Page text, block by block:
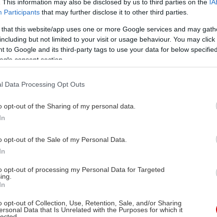
This information may also be disclosed by us to third parties on the
Participants that may further disclose it to other third parties.
that this website/app uses one or more Google services and may
but not limited to your visit or usage behaviour. You may
to Google and its third-party tags to use your data for below
consent section.
Data Processing Opt Outs
opt-out of the Sharing of my personal data.
opt-out of the Sale of my Personal Data.
opt-out of processing my Personal Data for Targeted
opt-out of Collection, Use, Retention, Sale, and/or Sharing
Data that Is Unrelated with the Purposes for which it
Μπέργκμαν
Γκούνελ
Άντερς Εκ,
Μπιόρνστραντ,
Πόουπ, Μοντ Χάνσον,
Λαντγκρέ, Μπέρτιλ
Έρικ
Δράμα